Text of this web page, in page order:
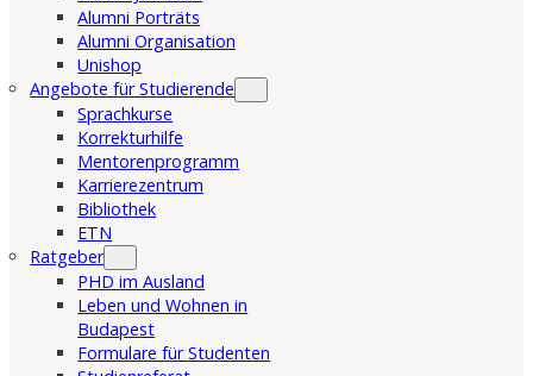
Alumni Porträts
Alumni Organisation
Unishop
Angebote für Studierende
Sprachkurse
Korrekturhilfe
Mentorenprogramm
Karrierezentrum
Bibliothek
ETN
Ratgeber
PHD im Ausland
Leben und Wohnen in
Budapest
Formulare für Studenten